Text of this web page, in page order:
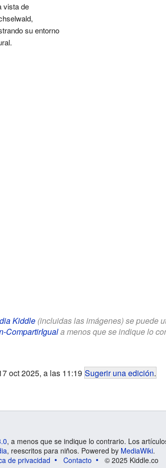
vista de
su entorno
Kiddle(incluidas las imágenes) se puede
CompartirIguala menos que se indique lo
oct 2025, a las 11:19 Sugerir una edición.
, a menos que se indique lo contrario. Los
, reescritos para niños. Powered by MediaWiki.
de privacidad Contacto © 2025 Kiddle.co